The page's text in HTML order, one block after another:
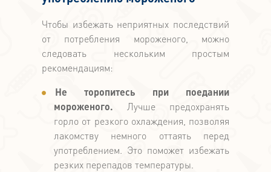
Чтобы избежать неприятных последствий
от потребления мороженого, можно
следовать нескольким простым
рекомендациям:
Не торопитесь при поедании
мороженого. Лучше предохранять
горло от резкого охлаждения, позволяя
лакомству немного оттаять перед
употреблением. Это поможет избежать
резких перепадов температуры.